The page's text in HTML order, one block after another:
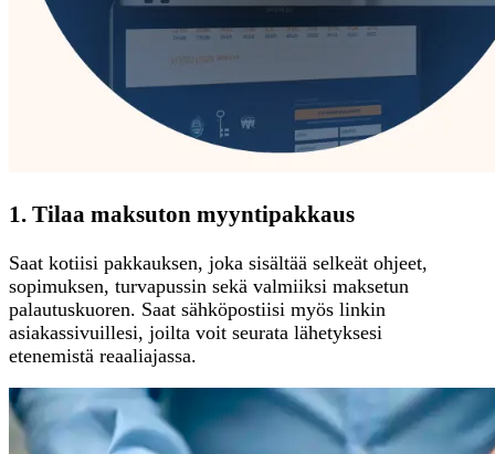
1. Tilaa maksuton myyntipakkaus
Saat kotiisi pakkauksen, joka sisältää selkeät ohjeet,
sopimuksen, turvapussin sekä valmiiksi maksetun
palautuskuoren. Saat sähköpostiisi myös linkin
asiakassivuillesi, joilta voit seurata lähetyksesi
etenemistä reaaliajassa.